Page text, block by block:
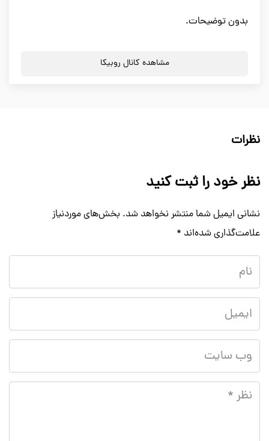
بدون توضیحات.
مشاهده کانال روبیکا
نظرات
نظر خود را ثبت کنید
نشانی ایمیل شما منتشر نخواهد شد. بخش‌های موردنیاز
علامت‌گذاری شده‌اند *